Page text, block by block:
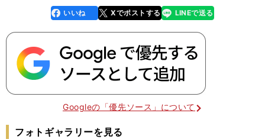
faceboo
k
いいね Xでポストする
line LINEで送る
Googleの「優先ソース」について
フォトギャラリーを見る